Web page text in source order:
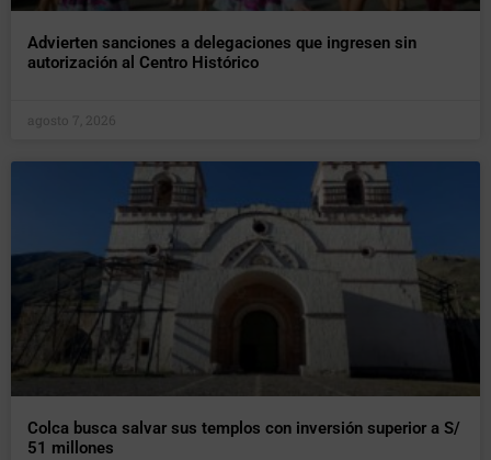
Advierten sanciones a delegaciones que ingresen sin
autorización al Centro Histórico
agosto 7, 2026
Colca busca salvar sus templos con inversión superior a S/
51 millones